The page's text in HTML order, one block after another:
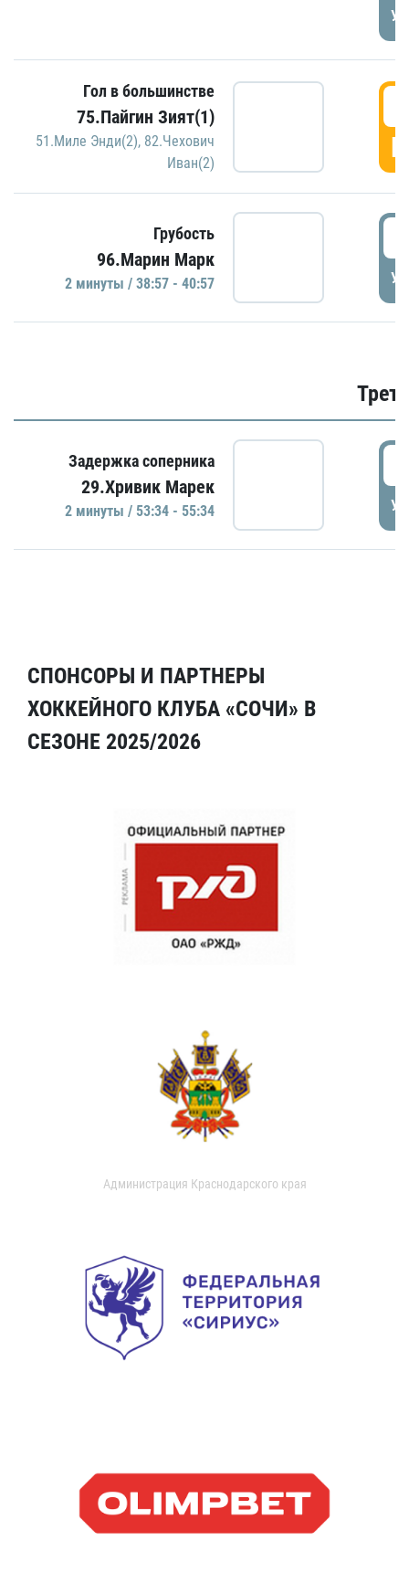
Гол в большинстве
75.Пайгин Зият(1)
51.Миле Энди(2), 82.Чехович
Иван(2)
Грубость
96.Марин Марк
2 минуты / 38:57 - 40:57
Задержка соперника
29.Хривик Марек
2 минуты / 53:34 - 55:34
СПОНСОРЫ И ПАРТНЕРЫ
ХОККЕЙНОГО КЛУБА «СОЧИ» В
СЕЗОНЕ 2025/2026
Администрация Краснодарского края